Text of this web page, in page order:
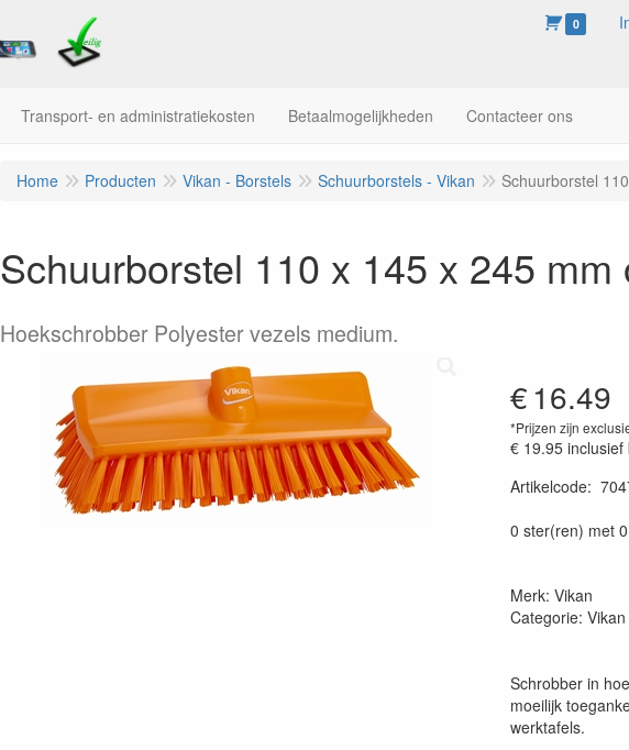
0
Transport- en administratiekosten Betaalmogelijkheden Contacteer ons
Home Producten Vikan - Borstels Schuurborstels - Vikan Schuurborstel
Schuurborstel 110 x 145 x 245 mm
Hoekschrobber Polyester vezels medium.
€16.49
*Prijzen zijn
€ 19.95 inclusief
Artikelcode:
0 ster(ren) met
Merk: Vikan
Categorie:
Schrobber in
moeilijk
werktafels.